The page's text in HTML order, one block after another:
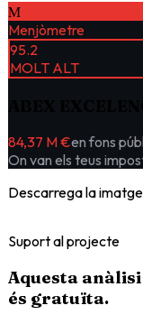
M
Menjòmetre
95.2
MOLT ALT
84,37 M €en fons
On van els teus
Descarrega la
Suport al projecte
Aquesta anàlisi
és gratuïta.